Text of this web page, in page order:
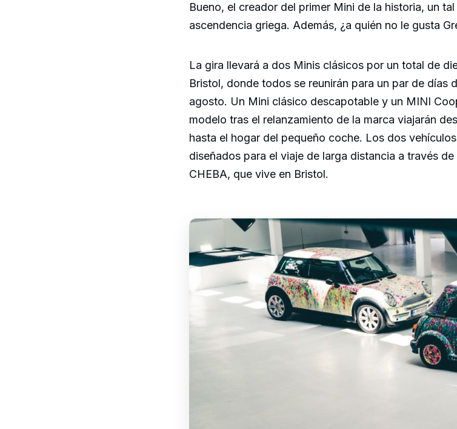
Bueno, el creador del primer Mini de la historia, un
ascendencia griega. Además, ¿a quién no le gusta
La gira llevará a dos Minis clásicos por un total de
Bristol, donde todos se reunirán para un par de días
agosto. Un Mini clásico descapotable y un MINI
modelo tras el relanzamiento de la marca viajarán
hasta el hogar del pequeño coche. Los dos
diseñados para el viaje de larga distancia a través
CHEBA, que vive en Bristol.